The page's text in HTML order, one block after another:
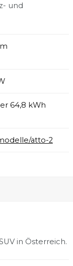
und
64,8 kWh
atto-2
in Österreich.